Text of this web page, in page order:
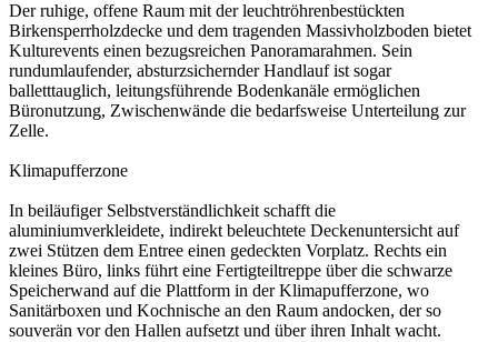
Der ruhige, offene Raum mit der leuchtröhrenbestückten
Birkensperrholzdecke und dem tragenden Massivholzboden bietet
Kulturevents einen bezugsreichen Panoramarahmen. Sein
rundumlaufender, absturzsichernder Handlauf ist sogar
balletttauglich, leitungsführende Bodenkanäle ermöglichen
Büronutzung, Zwischenwände die bedarfsweise Unterteilung zur
Zelle.
Klimapufferzone
In beiläufiger Selbstverständlichkeit schafft die
aluminiumverkleidete, indirekt beleuchtete Deckenuntersicht auf
zwei Stützen dem Entree einen gedeckten Vorplatz. Rechts ein
kleines Büro, links führt eine Fertigteiltreppe über die schwarze
Speicherwand auf die Plattform in der Klimapufferzone, wo
Sanitärboxen und Kochnische an den Raum andocken, der so
souverän vor den Hallen aufsetzt und über ihren Inhalt wacht.